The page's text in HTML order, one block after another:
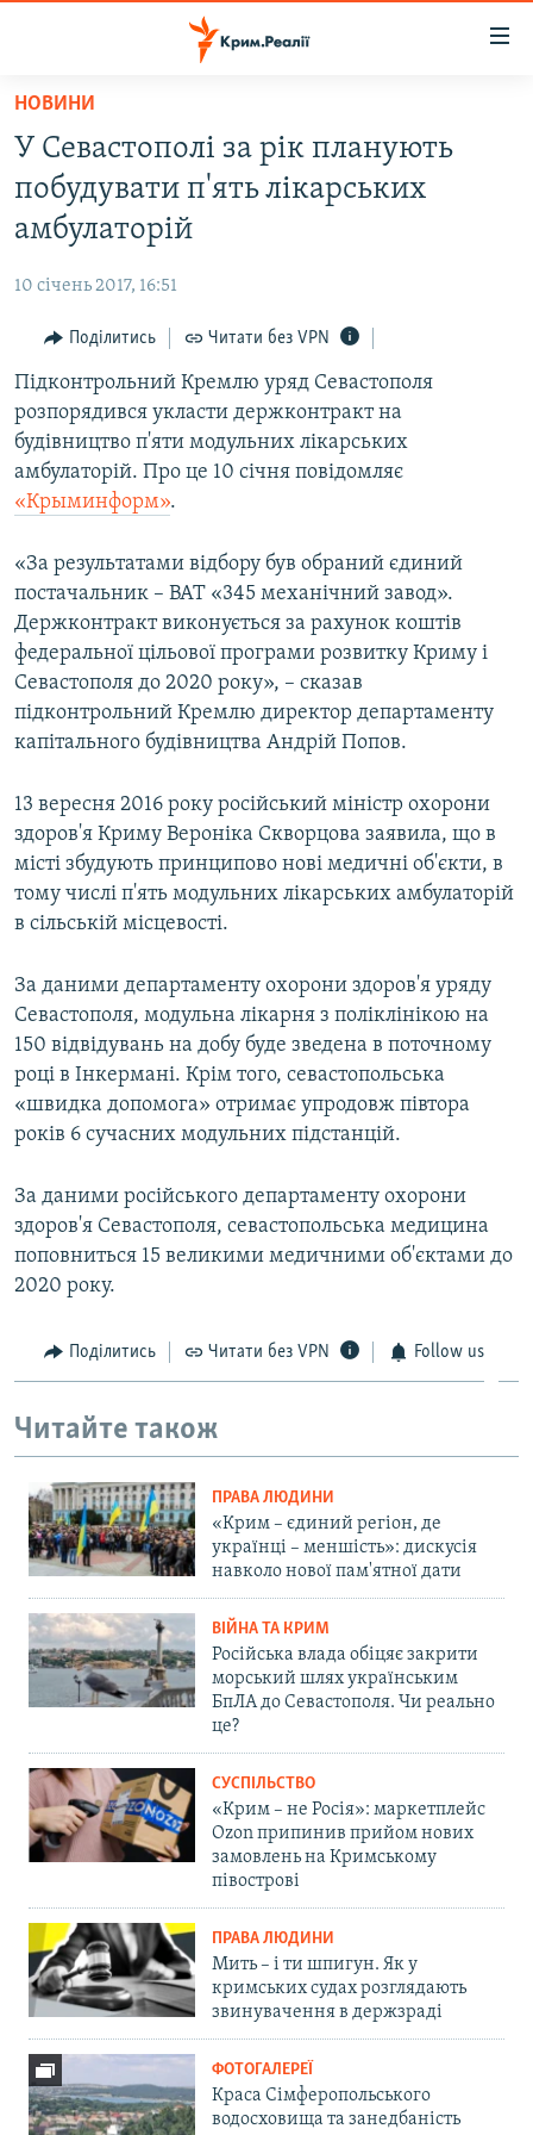
Перейти
основного
матеріалу
Перейти
до
основної
Перейти
пошуку
ВОДА.КРИМ
ВІДЕО ТА ФОТО
БЛОГИ
ПОГЛЯД
ІНТЕРВ'Ю
ВСЕ ЗА ДЕНЬ
СПЕЦПРОЕКТИ
ДЕПОРТАЦІЯ
ВІДЕОУРОКИ «ELIFBE»
СВІДЧЕННЯ ОКУПАЦІЇ
УКРАЇНСЬКА ПРОБЛЕМА КРИМУ
ІНФОГРАФІКА
ЯК ОБІЙТИ БЛОКУВАННЯ
Русский
Qırımtatar
ДОЛУЧАЙСЯ!
Усі сайти RFE/RL
НОВИНИ
У Севастополі за рік планують
побудувати п'ять лікарських
амбулаторій
10 січень 2017, 16:51
Поділитись Читати без VPN
Підконтрольний Кремлю уряд Севастополя
розпорядився укласти держконтракт на
будівництво п'яти модульних лікарських
амбулаторій. Про це 10 січня повідомляє
«Крыминформ».
«За результатами відбору був обраний єдиний
постачальник – ВАТ «345 механічний завод».
Держконтракт виконується за рахунок коштів
федеральної цільової програми розвитку Криму і
Севастополя до 2020 року», – сказав
підконтрольний Кремлю директор департаменту
капітального будівництва Андрій Попов.
13 вересня 2016 року російський міністр охорони
здоров'я Криму Вероніка Скворцова заявила, що в
місті збудують принципово нові медичні об'єкти, в
тому числі п'ять модульних лікарських амбулаторій
в сільській місцевості.
За даними департаменту охорони здоров'я уряду
Севастополя, модульна лікарня з поліклінікою на
150 відвідувань на добу буде зведена в поточному
році в Інкермані. Крім того, севастопольська
«швидка допомога» отримає упродовж півтора
років 6 сучасних модульних підстанцій.
За даними російського департаменту охорони
здоров'я Севастополя, севастопольська медицина
поповниться 15 великими медичними об'єктами до
2020 року.
Поділитись Читати без VPN Follow us
Читайте також
ПРАВА ЛЮДИНИ
«Крим – єдиний регіон, де
українці – меншість»: дискусія
навколо нової пам'ятної дати
ВІЙНА ТА КРИМ
Російська влада обіцяє закрити
морський шлях українським
БпЛА до Севастополя. Чи реально
це?
СУСПІЛЬСТВО
«Крим – не Росія»: маркетплейс
Ozon припинив прийом нових
замовлень на Кримському
півострові
ПРАВА ЛЮДИНИ
Мить – і ти шпигун. Як у
кримських судах розглядають
звинувачення в держзраді
ФОТОГАЛЕРЕЇ
Краса Сімферопольського
водосховища та занедбаність